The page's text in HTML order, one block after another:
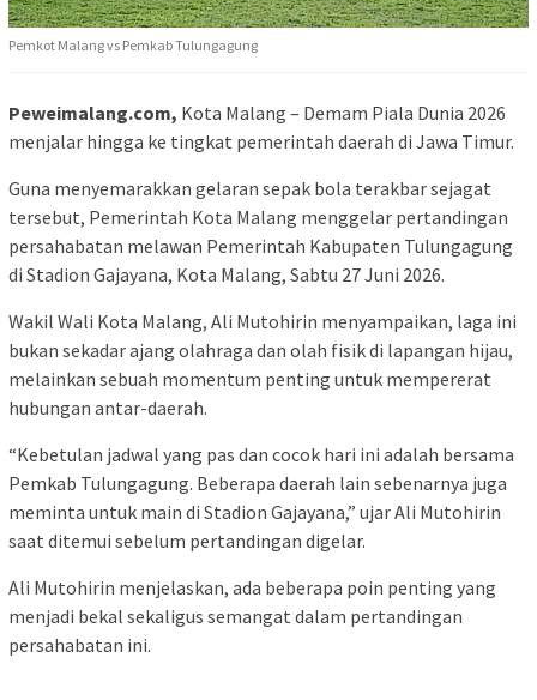
Pemkot Malang vs Pemkab Tulungagung
Peweimalang.com, Kota Malang – Demam Piala Dunia 2026
menjalar hingga ke tingkat pemerintah daerah di Jawa Timur.
Guna menyemarakkan gelaran sepak bola terakbar sejagat
tersebut, Pemerintah Kota Malang menggelar pertandingan
persahabatan melawan Pemerintah Kabupaten Tulungagung
di Stadion Gajayana, Kota Malang, Sabtu 27 Juni 2026.
Wakil Wali Kota Malang, Ali Mutohirin menyampaikan, laga ini
bukan sekadar ajang olahraga dan olah fisik di lapangan hijau,
melainkan sebuah momentum penting untuk mempererat
hubungan antar-daerah.
“Kebetulan jadwal yang pas dan cocok hari ini adalah bersama
Pemkab Tulungagung. Beberapa daerah lain sebenarnya juga
meminta untuk main di Stadion Gajayana,” ujar Ali Mutohirin
saat ditemui sebelum pertandingan digelar.
Ali Mutohirin menjelaskan, ada beberapa poin penting yang
menjadi bekal sekaligus semangat dalam pertandingan
persahabatan ini.